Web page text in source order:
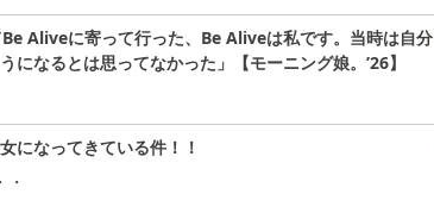
Be Aliveに寄って行った、Be Aliveは私です。当時は自分
なるとは思ってなかった」【モーニング娘。’26】
になってきている件！！